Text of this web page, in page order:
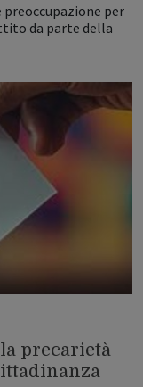
preoccupazione per
da parte della
precarietà